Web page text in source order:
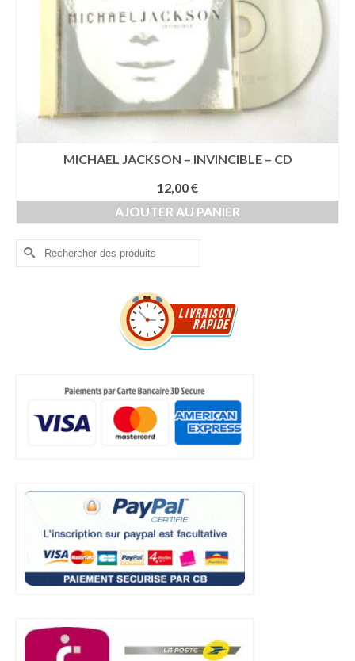
MICHAEL JACKSON – INVINCIBLE – CD
12,00€
AJOUTER AU PANIER
Rechercher :